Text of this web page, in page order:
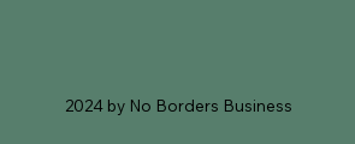
2024 by No Borders Business